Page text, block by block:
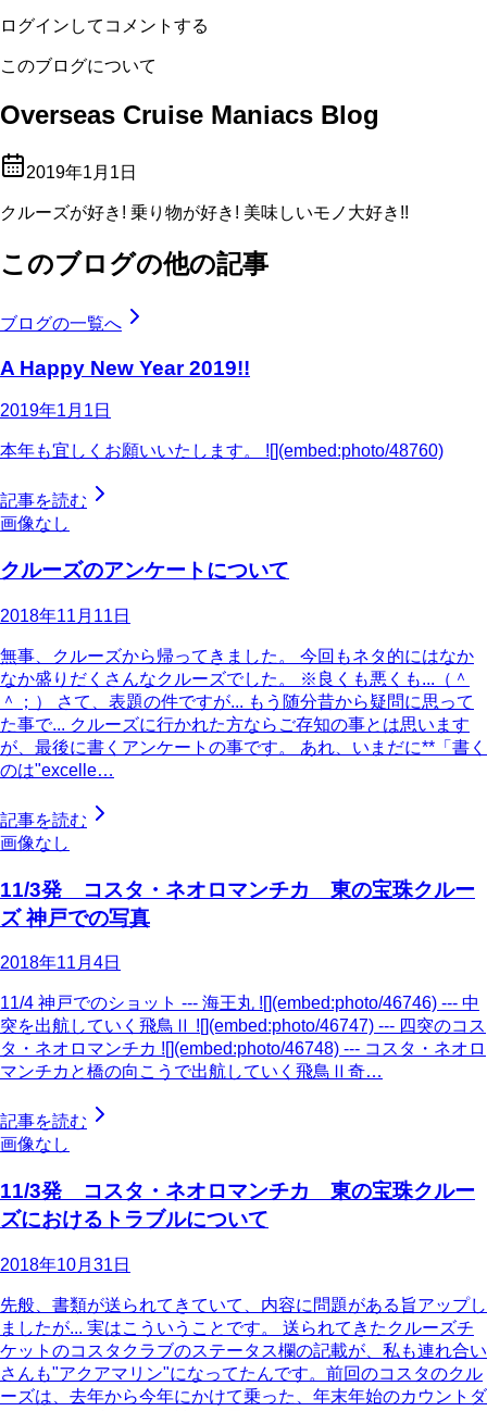
ログインしてコメントする
このブログについて
Overseas Cruise Maniacs Blog
2019年1月1日
クルーズが好き! 乗り物が好き! 美味しいモノ大好き!!
このブログの他の記事
ブログの一覧へ
A Happy New Year 2019!!
2019年1月1日
本年も宜しくお願いいたします。 ![](embed:photo/48760)
記事を読む
画像なし
クルーズのアンケートについて
2018年11月11日
無事、クルーズから帰ってきました。 今回もネタ的にはなか
なか盛りだくさんなクルーズでした。 ※良くも悪くも...（＾
＾；） さて、表題の件ですが... もう随分昔から疑問に思って
た事で... クルーズに行かれた方ならご存知の事とは思います
が、最後に書くアンケートの事です。 あれ、いまだに**「書く
のは"excelle…
記事を読む
画像なし
11/3発 コスタ・ネオロマンチカ 東の宝珠クルー
ズ 神戸での写真
2018年11月4日
11/4 神戸でのショット --- 海王丸 ![](embed:photo/46746) --- 中
突を出航していく飛鳥Ⅱ ![](embed:photo/46747) --- 四突のコス
タ・ネオロマンチカ ![](embed:photo/46748) --- コスタ・ネオロ
マンチカと橋の向こうで出航していく飛鳥Ⅱ奇…
記事を読む
画像なし
11/3発 コスタ・ネオロマンチカ 東の宝珠クルー
ズにおけるトラブルについて
2018年10月31日
先般、書類が送られてきていて、内容に問題がある旨アップし
ましたが... 実はこういうことです。 送られてきたクルーズチ
ケットのコスタクラブのステータス欄の記載が、私も連れ合い
さんも"アクアマリン"になってたんです。前回のコスタのクル
ーズは、去年から今年にかけて乗った、年末年始のカウントダ